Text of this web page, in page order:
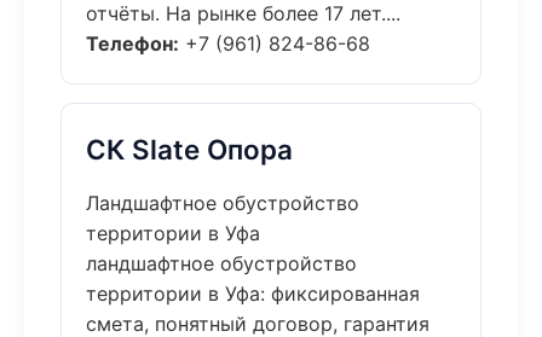
отчёты. На рынке более 17 лет....
Телефон: +7 (961) 824-86-68
СК Slate Опора
Ландшафтное обустройство
территории в Уфа
ландшафтное обустройство
территории в Уфа: фиксированная
смета, понятный договор, гарантия